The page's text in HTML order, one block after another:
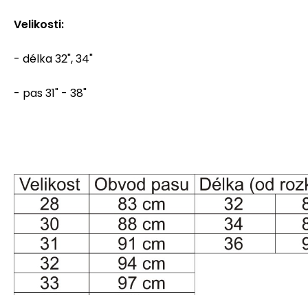
Velikosti:
- délka 32", 34"
- pas 31" - 38"